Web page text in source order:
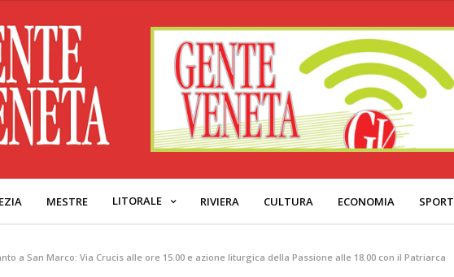
MESTRE LITORALE RIVIERA CULTURA ECONOMIA SPORT
a San Marco: Via Crucis alle ore 15.00 e azione liturgica della Passione alle 18.00 con il Patriarca